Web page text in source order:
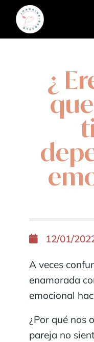
¿
12/01/
A veces
enamorada
emocional
¿Por qué nos
pareja no